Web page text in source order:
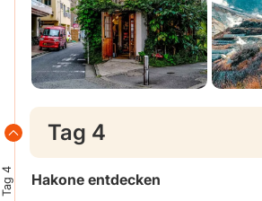
Tag 4
Tag 4
Hakone entdecken